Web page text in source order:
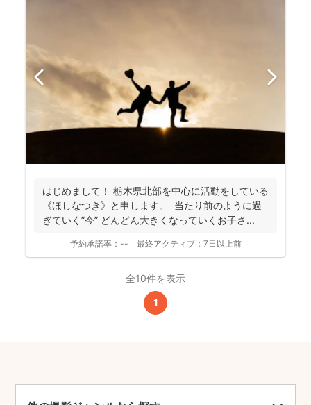
はじめまして！ 栃木県北部を中心に活動をしている
《ほしなつき》と申します。 当たり前のように過
ぎていく”今” どんどん大きくなっていくお子さ...
予約承諾率： -- 最終アクティブ： 7日以上前
全10件を表示
1